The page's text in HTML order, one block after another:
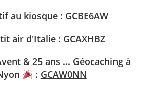
au kiosque​ : GCBE6AW
air d'Italie : GCAXHBZ
& 25 ans ... Géocaching à
: GCAW0NN